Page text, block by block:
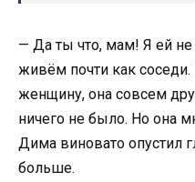
— Да ты что, мам! Я ей не
живём почти как соседи.
женщину, она совсем
ничего не было. Но она
Дима виновато опустил
больше.